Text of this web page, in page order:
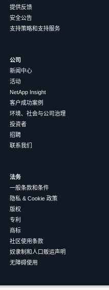
提供反馈
安全公告
支持策略和支持服务
公司
新闻中心
活动
NetApp Insight
客户成功案例
环境、社会与公司治理
投资者
招聘
联系我们
法务
一般条款和条件
隐私 & Cookie 政策
版权
专利
商标
社区使用条款
奴隶制和人口贩运声明
无障碍使用